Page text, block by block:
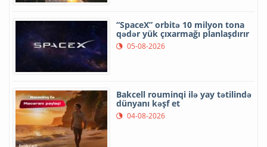
“SpaceX” orbitə 10 milyon tona
qədər yük çıxarmağı planlaşdırır
05-08-2026
Bakcell rouminqi ilə yay tətilində
dünyanı kəşf et
04-08-2026